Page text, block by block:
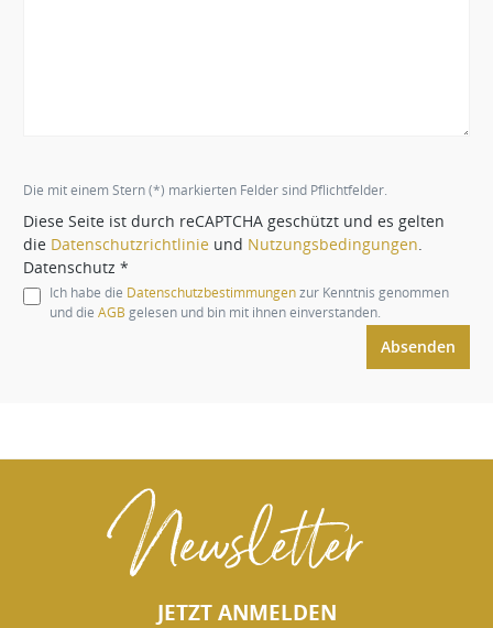
Die mit einem Stern (*) markierten Felder sind Pflichtfelder.
Diese Seite ist durch reCAPTCHA geschützt und es gelten
die Datenschutzrichtlinie und Nutzungsbedingungen.
Datenschutz *
Ich habe die Datenschutzbestimmungenzur Kenntnis genommen
und die AGB gelesen und bin mit ihnen einverstanden.
Absenden
Newsletter
JETZT ANMELDEN